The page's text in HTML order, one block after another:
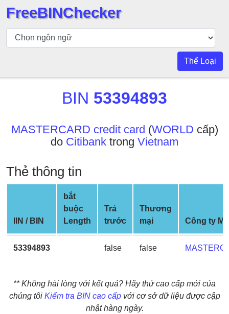
Kiểm
tra
BIN
BIN
Generator
Checker
v2
BIN
CC
from
Banks
FreeBINChecker
Thể Loại
BIN 53394893
MASTERCARD credit card (WORLD cấp)
do Citibank trong Vietnam
Thẻ thông tin
IIN / BIN
bắt
buộc
Length
Trả
trước
Thương
mại
Công ty
53394893 false false
** Không hài lòng với kết quả? Hãy thử cao cấp mới của
chúng tôi Kiểm tra BIN cao cấpvới cơ sở dữ liệu được cập
nhật hàng ngày.